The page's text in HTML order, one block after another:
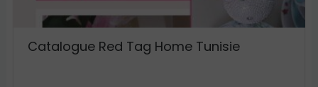
Catalogue Red Tag Home Tunisie